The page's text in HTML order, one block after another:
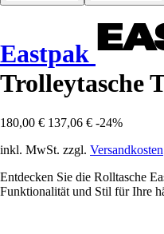
Eastpak
Trolleytasche
180,00 € 137,06 € -24%
inkl. MwSt. zzgl. Versandkosten
Entdecken Sie die Rolltasche
Funktionalität und Stil für Ihre